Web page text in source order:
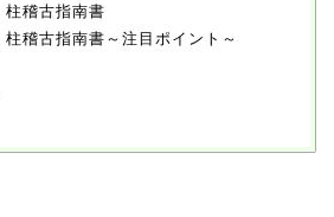
柱稽古指南書
柱稽古指南書～注目ポイント～